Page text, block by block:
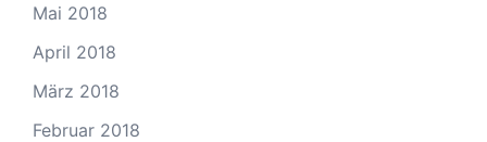
Mai 2018
April 2018
März 2018
Februar 2018